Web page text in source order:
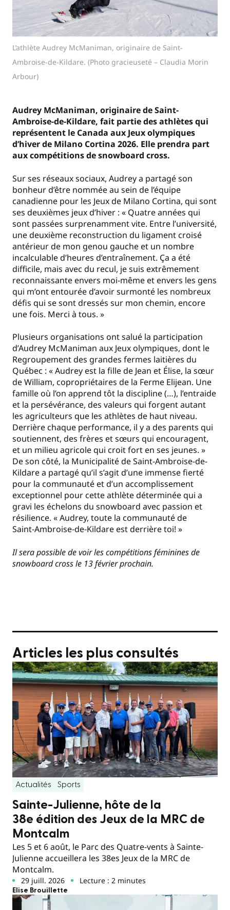
L’athlète Audrey McManiman, originaire de Saint-
Ambroise-de-Kildare. (Photo gracieuseté – Claudia Morin
Arbour)
Audrey McManiman, originaire de Saint-
Ambroise-de-Kildare, fait partie des athlètes qui
représentent le Canada aux Jeux olympiques
d’hiver de Milano Cortina 2026. Elle prendra part
aux compétitions de snowboard cross.
Sur ses réseaux sociaux, Audrey a partagé son
bonheur d’être nommée au sein de l’équipe
canadienne pour les Jeux de Milano Cortina, qui sont
ses deuxièmes jeux d’hiver : « Quatre années qui
sont passées surprenamment vite. Entre l’université,
une deuxième reconstruction du ligament croisé
antérieur de mon genou gauche et un nombre
incalculable d’heures d’entraînement. Ça a été
difficile, mais avec du recul, je suis extrêmement
reconnaissante envers moi-même et envers les gens
qui m’ont entourée d’avoir surmonté les nombreux
défis qui se sont dressés sur mon chemin, encore
une fois. Merci à tous. »
Plusieurs organisations ont salué la participation
d’Audrey McManiman aux Jeux olympiques, dont le
Regroupement des grandes fermes laitières du
Québec : « Audrey est la fille de Jean et Élise, la sœur
de William, copropriétaires de la Ferme Elijean. Une
famille où l’on apprend tôt la discipline (…), l’entraide
et la persévérance, des valeurs qui forgent autant
les agriculteurs que les athlètes de haut niveau.
Derrière chaque performance, il y a des parents qui
soutiennent, des frères et sœurs qui encouragent,
et un milieu agricole qui croit fort en ses jeunes. »
De son côté, la Municipalité de Saint-Ambroise-de-
Kildare a partagé qu’il s’agit d’une immense fierté
pour la communauté et d’un accomplissement
exceptionnel pour cette athlète déterminée qui a
gravi les échelons du snowboard avec passion et
résilience. « Audrey, toute la communauté de
Saint‑Ambroise‑de‑Kildare est derrière toi! »
Il sera possible de voir les compétitions féminines de
snowboard cross le 13 février prochain.
Articles les plus consultés
Actualités Sports
Sainte-Julienne, hôte de la
38e édition des Jeux de la MRC de
Montcalm
Les 5 et 6 août, le Parc des Quatre-vents à Sainte-
Julienne accueillera les 38es Jeux de la MRC de
Montcalm.
29 juill. 2026 Lecture : 2 minutes
Elise Brouillette